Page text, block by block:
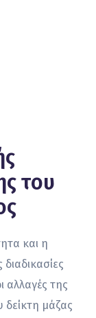
του
και η
αλλαγές της
δείκτη μάζας